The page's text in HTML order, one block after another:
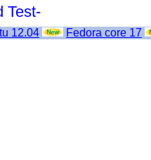
Test-
12.04 Fedora core 17